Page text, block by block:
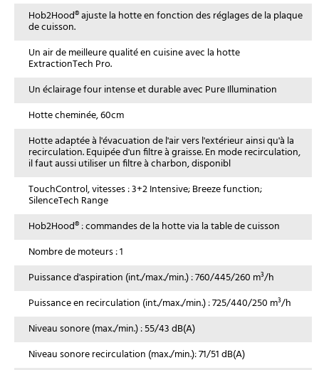
Hob2Hood® ajuste la hotte en fonction des réglages de la plaque
de cuisson.
Un air de meilleure qualité en cuisine avec la hotte
ExtractionTech Pro.
Un éclairage four intense et durable avec Pure Illumination
Hotte cheminée, 60cm
Hotte adaptée à l'évacuation de l'air vers l'extérieur ainsi qu'à la
recirculation. Equipée d'un filtre à graisse. En mode recirculation,
il faut aussi utiliser un filtre à charbon, disponibl
TouchControl, vitesses : 3+2 Intensive; Breeze function;
SilenceTech Range
Hob2Hood® : commandes de la hotte via la table de cuisson
Nombre de moteurs : 1
Puissance d'aspiration (int./max./min.) : 760/445/260 m³/h
Puissance en recirculation (int./max./min.) : 725/440/250 m³/h
Niveau sonore (max./min.) : 55/43 dB(A)
Niveau sonore recirculation (max./min.): 71/51 dB(A)